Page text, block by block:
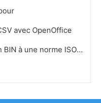
avec OpenOffice
Instructions pour convertir un BIN à une norme ISO en MagicISO